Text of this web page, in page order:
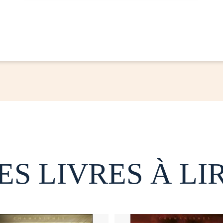
LIVRES À